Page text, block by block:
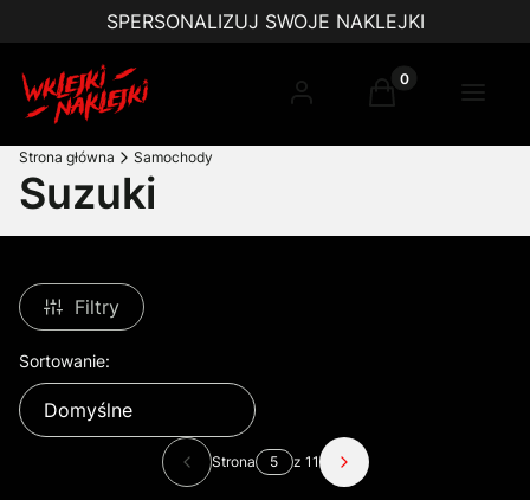
SPERSONALIZUJ SWOJE NAKLEJKI
Zaloguj sięProdukty w
Koszyk Menu
Strona główna Samochody
Suzuki
Filtry
Lista produktów
Sortowanie:
Domyślne
Poprzednie produkty
Strona z 11 Następne produkty